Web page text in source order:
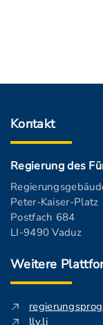
Kontakt
Regierung des
Peter-Kaiser-Platz
Postfach 684
LI-9490 Vaduz
Weitere
llv.li